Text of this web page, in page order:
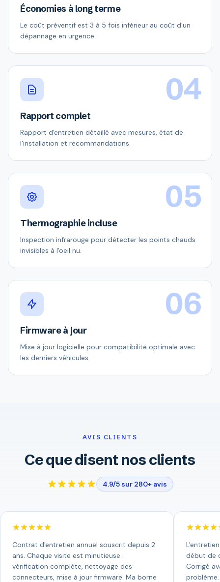
Économies à long terme
Le coût préventif est 3 à 5 fois inférieur au coût d'un
dépannage en urgence.
04
Rapport complet
Rapport d'entretien détaillé avec mesures, état de
l'installation et recommandations.
05
Thermographie incluse
Inspection infrarouge pour détecter les points chauds
invisibles à l'oeil nu.
06
Firmware à jour
Mise à jour logicielle pour compatibilité optimale avec
les derniers véhicules.
AVIS CLIENTS
Ce que disent nos clients
4.9/5 sur 280+ avis
Contrat d'entretien annuel souscrit depuis 2
ans. Chaque visite est minutieuse :
vérification complète, nettoyage des
connecteurs, mise à jour firmware. Ma borne
début de
Corrigé